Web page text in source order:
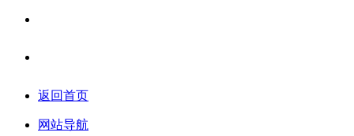
返回首页
网站导航